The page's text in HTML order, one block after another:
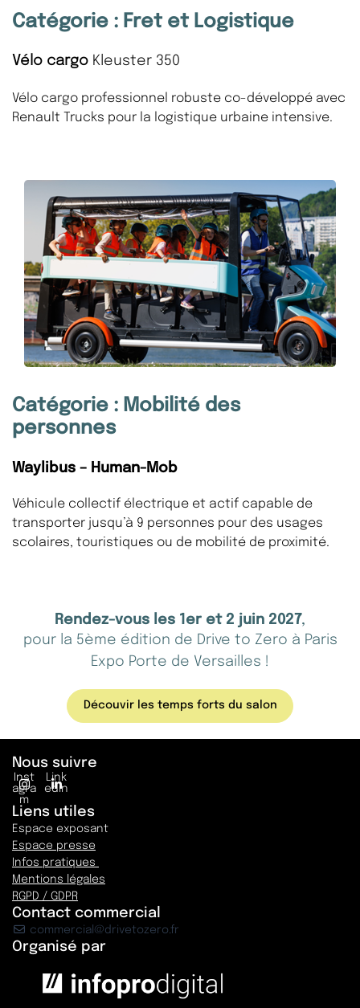
Catégorie : Fret et Logistique
Vélo cargo Kleuster 350
Vélo cargo professionnel robuste co-développé avec
Renault Trucks pour la logistique urbaine intensive.
Catégorie : Mobilité des
personnes
Waylibus – Human-Mob
Véhicule collectif électrique et actif capable de
transporter jusqu’à 9 personnes pour des usages
scolaires, touristiques ou de mobilité de proximité.
Rendez-vous les 1er et 2 juin 2027,
pour la 5ème édition de Drive to Zero à Paris
Expo Porte de Versailles !
Découvir les temps forts du salon
Nous suivre
Inst
agra
m
Link
edin
Liens utiles
Espace exposant
Espace presse
Infos pratiques
Mentions légales
RGPD / GDPR
Contact commercial
commercial@drivetozero.fr
Organisé par